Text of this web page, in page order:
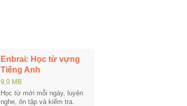
Enbrai: Học từ vựng
Tiếng Anh
9,0 MB
Học từ mới mỗi ngày, luyện
nghe, ôn tập và kiểm tra.